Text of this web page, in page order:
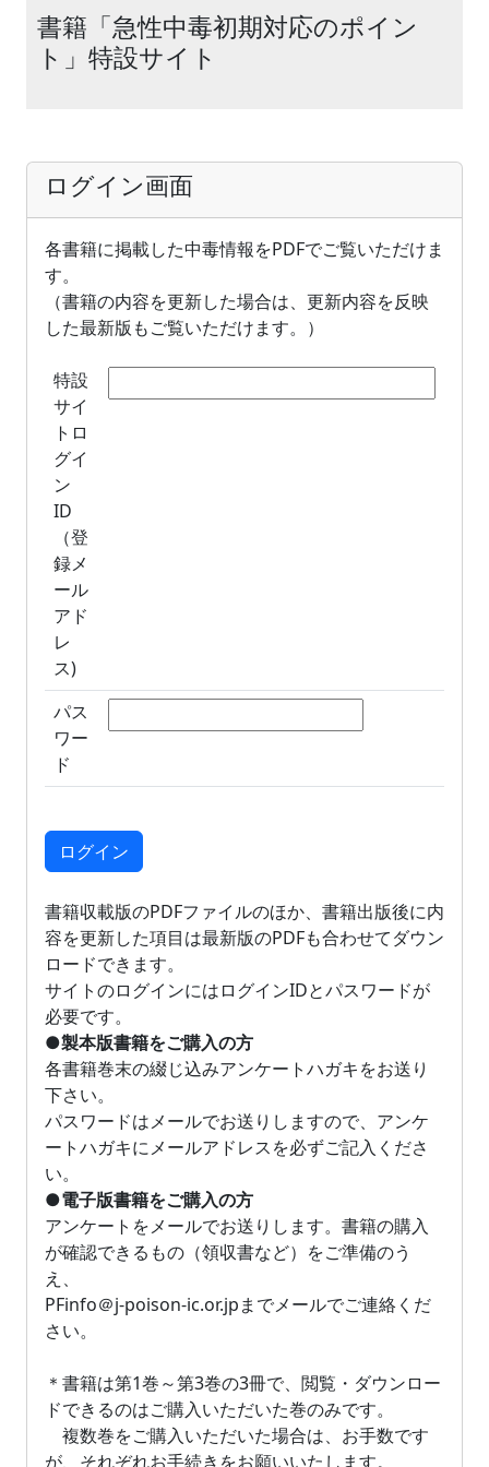
書籍「急性中毒初期対応のポイン
ト」特設サイト
ログイン画面
各書籍に掲載した中毒情報をPDFでご覧いただけま
す。
（書籍の内容を更新した場合は、更新内容を反映
した最新版もご覧いただけます。）
特設
サイ
トロ
グイ
ン
ID
（登
録メ
ール
アド
レ
ス)
パス
ワー
ド
書籍収載版のPDFファイルのほか、書籍出版後に内
容を更新した項目は最新版のPDFも合わせてダウン
ロードできます。
サイトのログインにはログインIDとパスワードが
必要です。
●製本版書籍をご購入の方
各書籍巻末の綴じ込みアンケートハガキをお送り
下さい。
パスワードはメールでお送りしますので、アンケ
ートハガキにメールアドレスを必ずご記入くださ
い。
●電子版書籍をご購入の方
アンケートをメールでお送りします。書籍の購入
が確認できるもの（領収書など）をご準備のう
え、
PFinfo＠j-poison-ic.or.jpまでメールでご連絡くだ
さい。
＊書籍は第1巻～第3巻の3冊で、閲覧・ダウンロー
ドできるのはご購入いただいた巻のみです。
複数巻をご購入いただいた場合は、お手数です
が、それぞれお手続きをお願いいたします。